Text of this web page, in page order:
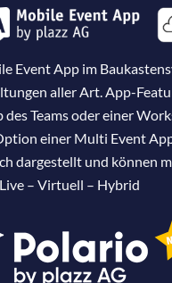
Event App im
aller Art. App-
des Teams oder einer
einer Multi Event
dargestellt und können
– Virtuell – Hybrid